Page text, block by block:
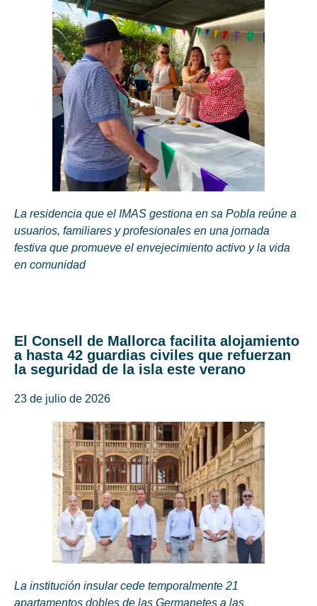
La residencia que el IMAS gestiona en sa Pobla reúne a
usuarios, familiares y profesionales en una jornada
festiva que promueve el envejecimiento activo y la vida
en comunidad
El Consell de Mallorca facilita alojamiento
a hasta 42 guardias civiles que refuerzan
la seguridad de la isla este verano
23 de julio de 2026
La institución insular cede temporalmente 21
apartamentos dobles de las Germanetes a las